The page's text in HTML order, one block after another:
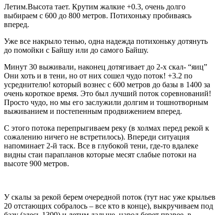
Летим.Высота тает. Крутим жалкие +0.3, очень долго
выбираем с 600 до 800 метров. Потихоньку пробиваясь
вперед.
Уже все накрыло тенью, одна надежда потихоньку дотянуть
до помойки с Байшу или до самого Байшу.
Минут 30 выживали, наконец дотягивает до 2-х скал- “яиц”
Они хоть и в тени, но от них сошел чудо поток! +3.2 по
усреднителю! который вознес с 600 метров до базы в 1400 за
очень короткое время. Это был лучший поток соревнований!
Просто чудо, но мы его заслужили долгим и тошнотворным
выживанием и постепенным продвижением вперед.
С этого потока перепрыгиваем реку (в холмах перед рекой к
сожалению ничего не встретилось). Впереди ситуация
напоминает 2-й таск. Все в глубокой тени, где-то вдалеке
видны стаи парапланов которые месят слабые потоки на
высоте 900 метров.
У скалы за рекой берем очередной поток (тут нас уже крыльев
20 отстающих собралось – все кто в конце), выкручиваем под